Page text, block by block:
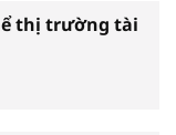
thị trường tài